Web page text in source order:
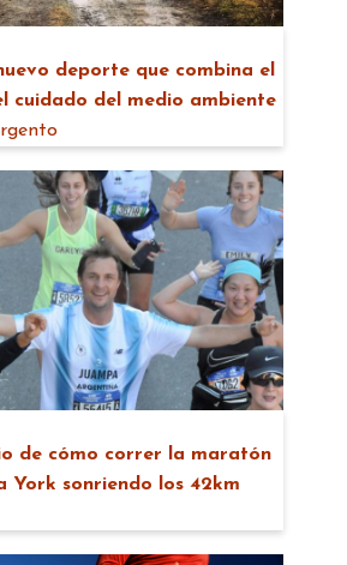
deporte que combina el
cuidado del medio ambiente
de cómo correr la maratón
York sonriendo los 42km